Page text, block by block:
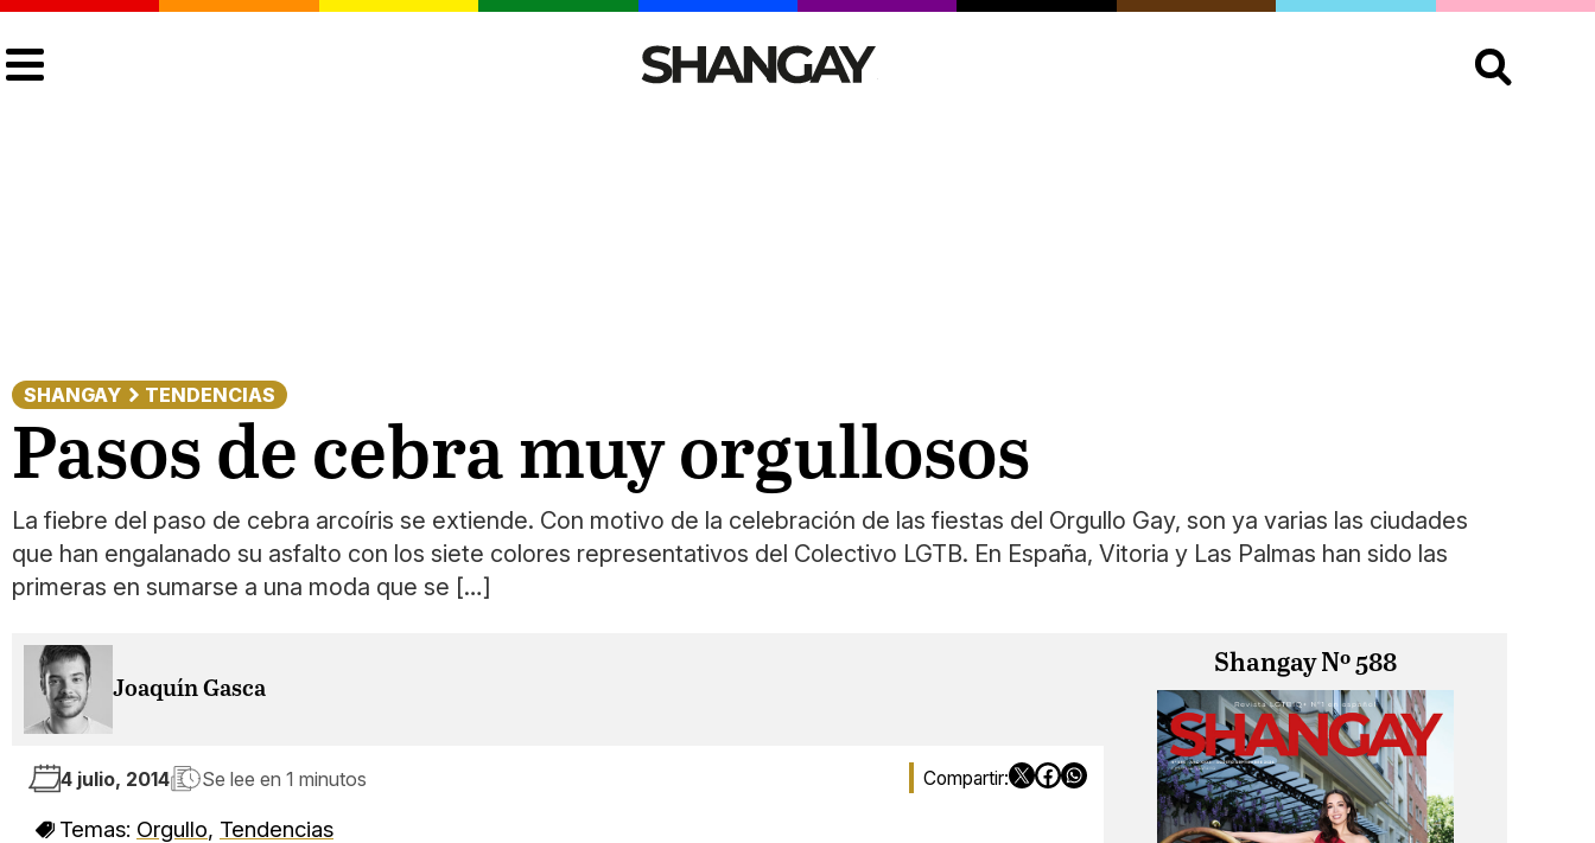
Buscar:
SHANGAY TENDENCIAS
Pasos de cebra muy orgullosos
La fiebre del paso de cebra arcoíris se extiende. Con motivo de la celebración de las fiestas del Orgullo Gay, son ya varias las ciudades
que han engalanado su asfalto con los siete colores representativos del Colectivo LGTB. En España, Vitoria y Las Palmas han sido las
primeras en sumarse a una moda que se […]
Joaquín Gasca
4 julio, 2014 Se lee en 1 minutos
Temas: Orgullo, Tendencias
Shangay Nº 588